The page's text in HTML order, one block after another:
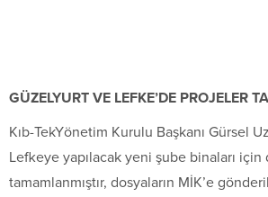
GÜZELYURT VE LEFKE’DE PROJELER
Kıb-TekYönetim Kurulu Başkanı Gürsel
Lefkeye yapılacak yeni şube binaları için
tamamlanmıştır, dosyaların MİK’e